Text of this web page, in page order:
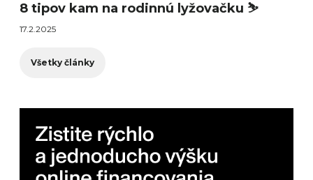
8 tipov kam na rodinnú lyžovačku ⛷️
17.2.2025
Všetky články